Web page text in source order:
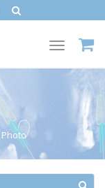
Toggle
Photo